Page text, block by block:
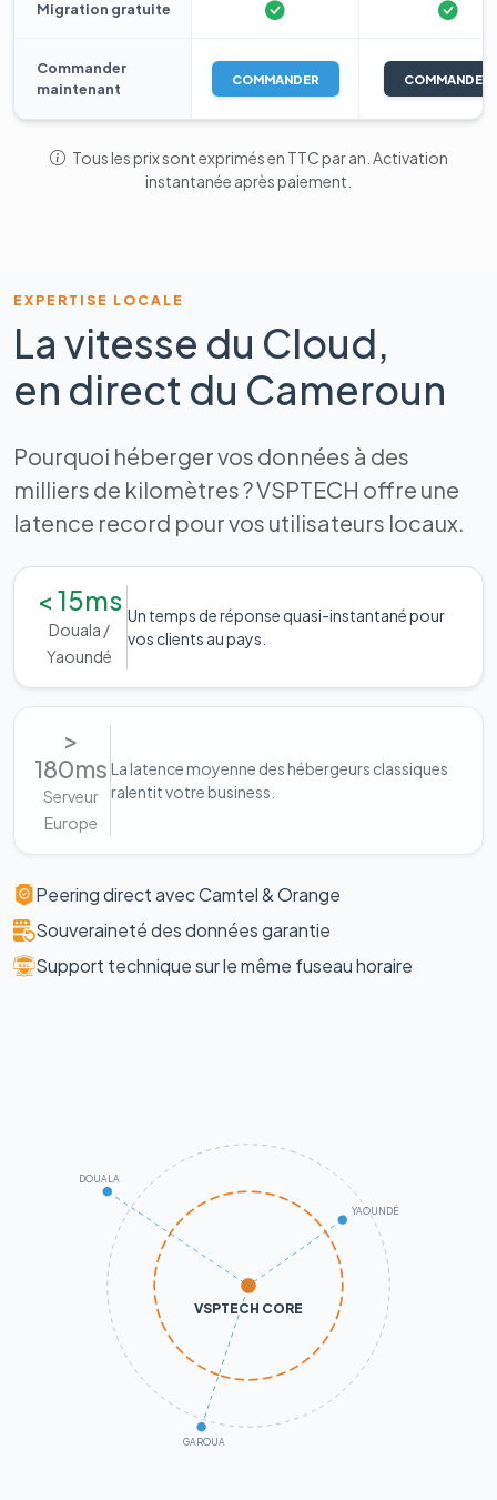
Migration gratuite
Commander
maintenant
COMMANDER COMMANDER
Tous les prix sont exprimés en TTC par an. Activation
instantanée après paiement.
EXPERTISE LOCALE
La vitesse du Cloud,
en direct du Cameroun
Pourquoi héberger vos données à des
milliers de kilomètres ? VSPTECH offre une
latence record pour vos utilisateurs locaux.
< 15ms
Douala /
Yaoundé
Un temps de réponse quasi-instantané pour
vos clients au pays.
>
180ms
Serveur
Europe
La latence moyenne des hébergeurs classiques
ralentit votre business.
Peering direct avec Camtel & Orange
Souveraineté des données garantie
Support technique sur le même fuseau horaire
VSPTECH CORE
DOUALA
YAOUNDÉ
GAROUA